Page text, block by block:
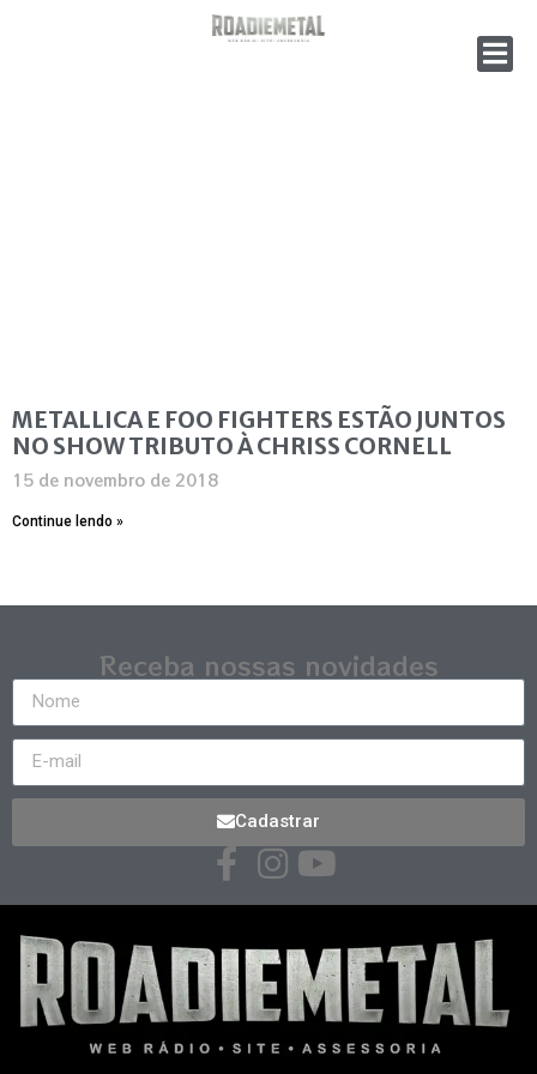
METALLICA E FOO FIGHTERS ESTÃO JUNTOS
NO SHOW TRIBUTO À CHRISS CORNELL
15 de novembro de 2018
Continue lendo »
Receba nossas novidades
Cadastrar